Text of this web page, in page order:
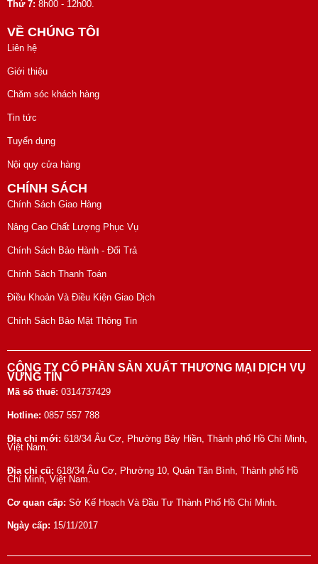
Thứ 7: 8h00 - 12h00.
VỀ CHÚNG TÔI
Liên hệ
Giới thiệu
Chăm sóc khách hàng
Tin tức
Tuyển dụng
Nội quy cửa hàng
CHÍNH SÁCH
Chính Sách Giao Hàng
Nâng Cao Chất Lượng Phục Vụ
Chính Sách Bảo Hành - Đổi Trả
Chính Sách Thanh Toán
Điều Khoản Và Điều Kiện Giao Dịch
Chính Sách Bảo Mật Thông Tin
CÔNG TY CỔ PHẦN SẢN XUẤT THƯƠNG MẠI DỊCH VỤ
VỮNG TÍN
Mã số thuế: 0314737429
Hotline: 0857 557 788
Địa chỉ mới: 618/34 Âu Cơ, Phường Bảy Hiền, Thành phố Hồ Chí Minh,
Việt Nam.
Địa chỉ cũ: 618/34 Âu Cơ, Phường 10, Quận Tân Bình, Thành phố Hồ
Chí Minh, Việt Nam.
Cơ quan cấp: Sở Kế Hoạch Và Đầu Tư Thành Phố Hồ Chí Minh.
Ngày cấp: 15/11/2017